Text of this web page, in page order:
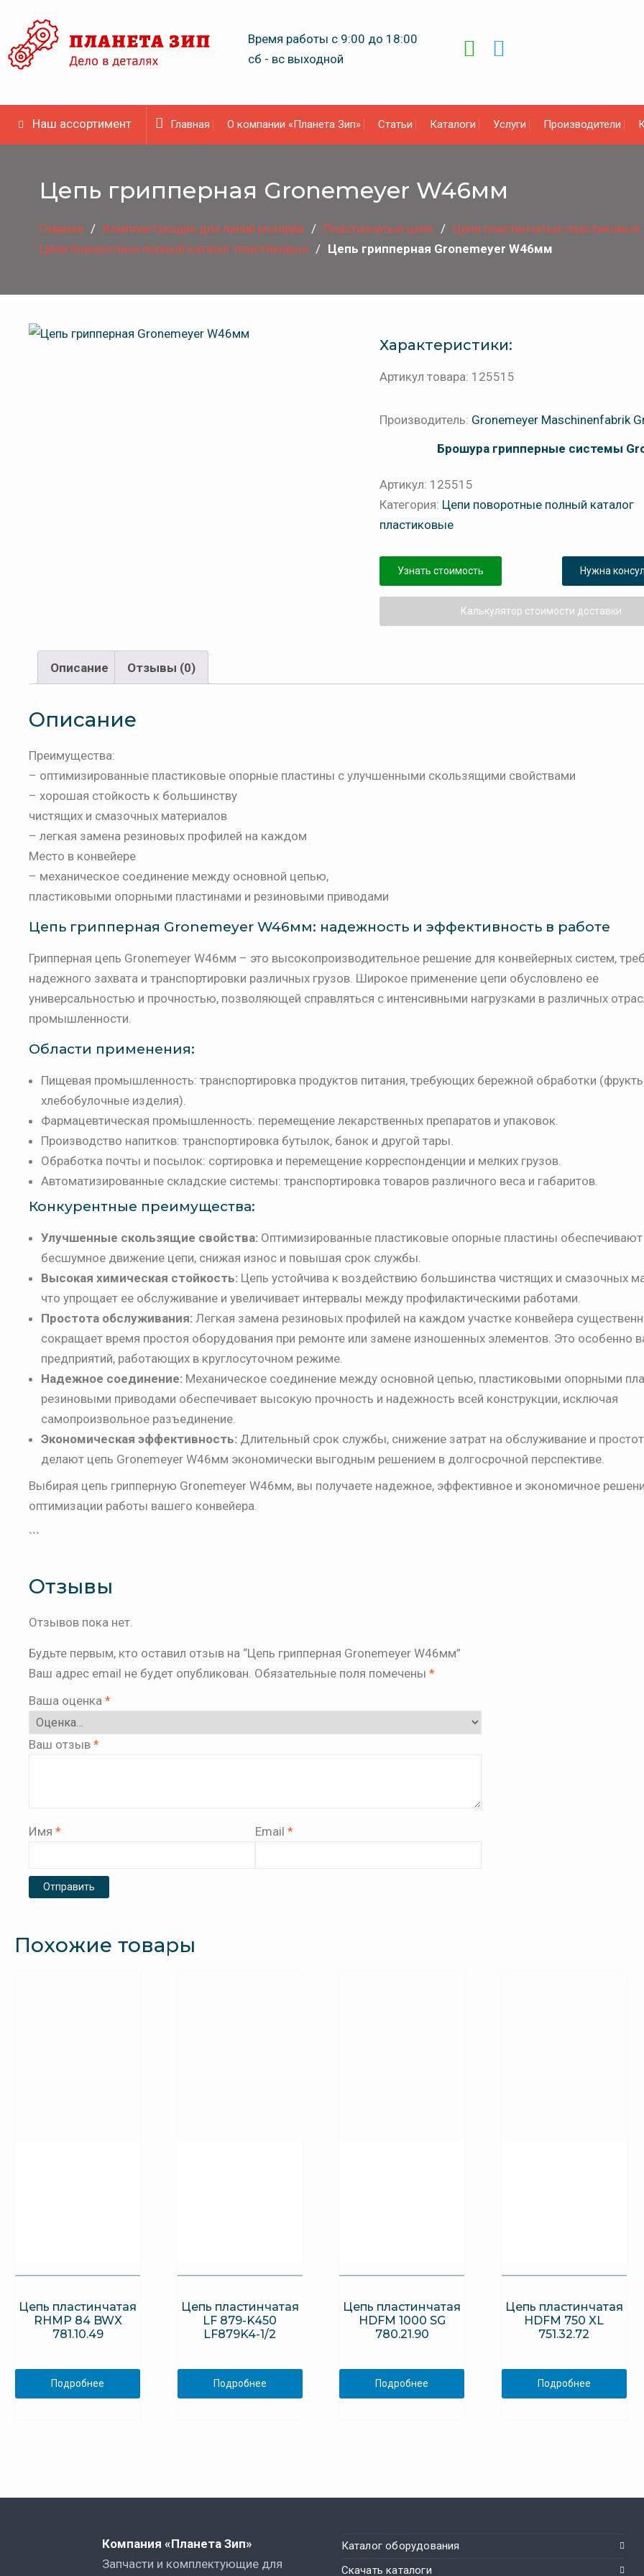
content
Время работы с 9:00 до 18:00
сб - вс выходной
Наш ассортимент Главная О компании «Планета Зип» Статьи Каталоги Услуги Производители
Цепь грипперная Gronemeyer W46мм
Главная Комплектующие для линий розлива Пластинчатые цепи
Цепи пластинчатые пластиковые
Цепи поворотные полный каталог пластиковые
Цепь грипперная Gronemeyer W46мм
Характеристики:
Артикул товара: 125515
Производитель: Gronemeyer Maschinenfabrik
Брошура грипперные системы
Артикул: 125515
Категория: Цепи поворотные полный каталог
пластиковые
Узнать стоимость Нужна
Калькулятор стоимости доставки
Описание Отзывы (0)
Описание
Преимущества:
– оптимизированные пластиковые опорные пластины с улучшенными скользящими свойствами
– хорошая стойкость к большинству
чистящих и смазочных материалов
– легкая замена резиновых профилей на каждом
Место в конвейере
– механическое соединение между основной цепью,
пластиковыми опорными пластинами и резиновыми приводами
Цепь грипперная Gronemeyer W46мм: надежность и эффективность в работе
Грипперная цепь Gronemeyer W46мм – это высокопроизводительное решение для конвейерных систем,
надежного захвата и транспортировки различных грузов. Широкое применение цепи обусловлено ее
универсальностью и прочностью, позволяющей справляться с интенсивными нагрузками в различных
промышленности.
Области применения:
Пищевая промышленность: транспортировка продуктов питания, требующих бережной обработки
хлебобулочные изделия).
Фармацевтическая промышленность: перемещение лекарственных препаратов и упаковок.
Производство напитков: транспортировка бутылок, банок и другой тары.
Обработка почты и посылок: сортировка и перемещение корреспонденции и мелких грузов.
Автоматизированные складские системы: транспортировка товаров различного веса и габаритов.
Конкурентные преимущества:
Улучшенные скользящие свойства: Оптимизированные пластиковые опорные пластины обеспечивают
бесшумное движение цепи, снижая износ и повышая срок службы.
Высокая химическая стойкость: Цепь устойчива к воздействию большинства чистящих и смазочных
что упрощает ее обслуживание и увеличивает интервалы между профилактическими работами.
Простота обслуживания: Легкая замена резиновых профилей на каждом участке конвейера
сокращает время простоя оборудования при ремонте или замене изношенных элементов. Это особенно
предприятий, работающих в круглосуточном режиме.
Надежное соединение: Механическое соединение между основной цепью, пластиковыми опорными
резиновыми приводами обеспечивает высокую прочность и надежность всей конструкции, исключая
самопроизвольное разъединение.
Экономическая эффективность: Длительный срок службы, снижение затрат на обслуживание и
делают цепь Gronemeyer W46мм экономически выгодным решением в долгосрочной перспективе.
Выбирая цепь грипперную Gronemeyer W46мм, вы получаете надежное, эффективное и экономичное
оптимизации работы вашего конвейера.
```
Отзывы
Отзывов пока нет.
Будьте первым, кто оставил отзыв на “Цепь грипперная Gronemeyer W46мм”
Ваш адрес email не будет опубликован. Обязательные поля помечены *
Ваша оценка *
Ваш отзыв *
Имя * Email *
Похожие товары
Цепь пластинчатая
RHMP 84 BWX
781.10.49
Подробнее
Цепь пластинчатая
LF 879-K450
LF879K4-1/2
Подробнее
Цепь пластинчатая
HDFM 1000 SG
780.21.90
Подробнее
Цепь пластинчатая
HDFM 750 XL
751.32.72
Подробнее
Компания «Планета Зип»
Запчасти и комплектующие для
Каталог оборудования
Скачать каталоги